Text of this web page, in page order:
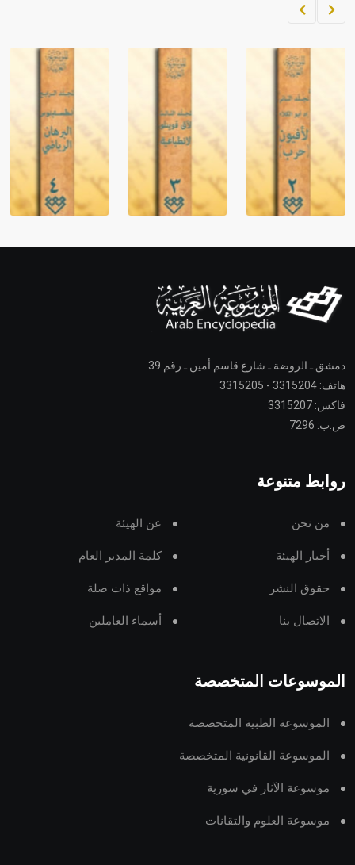
دمشق ـ الروضة ـ شارع قاسم أمين ـ رقم 39
هاتف: 3315204 - 3315205
فاكس: 3315207
ص.ب: 7296
روابط متنوعة
من نحن عن الهيئة
أخبار الهيئة كلمة المدير العام
حقوق النشر مواقع ذات صلة
الاتصال بنا أسماء العاملين
الموسوعات المتخصصة
الموسوعة الطبية المتخصصة
الموسوعة القانونية المتخصصة
موسوعة الآثار في سورية
موسوعة العلوم والتقانات